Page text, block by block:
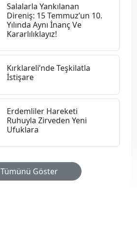
Salalarla Yankılanan
Direniş: 15 Temmuz’un 10.
Yılında Aynı İnanç Ve
Kararlılıklayız!
Kırklareli’nde Teşkilatla
İstişare
Erdemliler Hareketi
Ruhuyla Zirveden Yeni
Ufuklara
Tümünü Göster